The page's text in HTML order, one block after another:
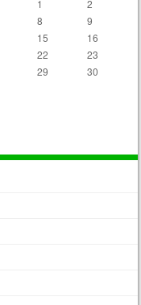
1
2
8
9
15
16
22
23
29
30